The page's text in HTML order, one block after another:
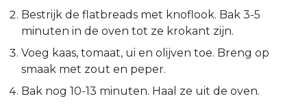
Bestrijk de flatbreads met knoflook. Bak 3-5
minuten in de oven tot ze krokant zijn.
Voeg kaas, tomaat, ui en olijven toe. Breng op
smaak met zout en peper.
Bak nog 10-13 minuten. Haal ze uit de oven.